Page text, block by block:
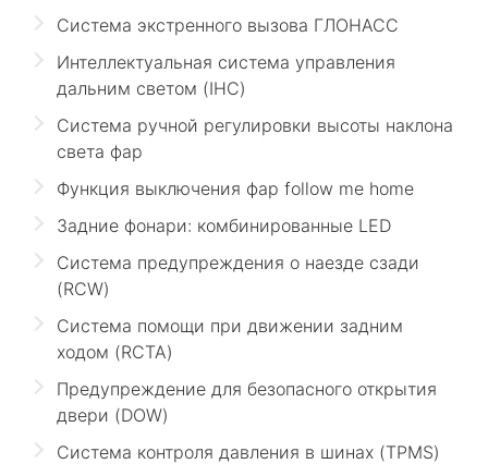
Система экстренного вызова ГЛОНАСС
Интеллектуальная система управления
дальним светом (IHC)
Система ручной регулировки высоты наклона
света фар
Функция выключения фар follow me home
Задние фонари: комбинированные LED
Система предупреждения о наезде сзади
(RCW)
Система помощи при движении задним
ходом (RCTA)
Предупреждение для безопасного открытия
двери (DOW)
Система контроля давления в шинах (TPMS)